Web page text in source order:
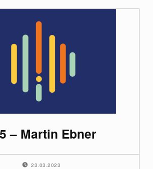
– Martin Ebner
23.03.2023